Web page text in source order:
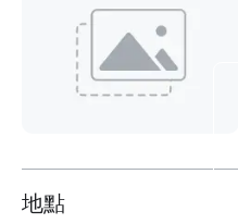
地點